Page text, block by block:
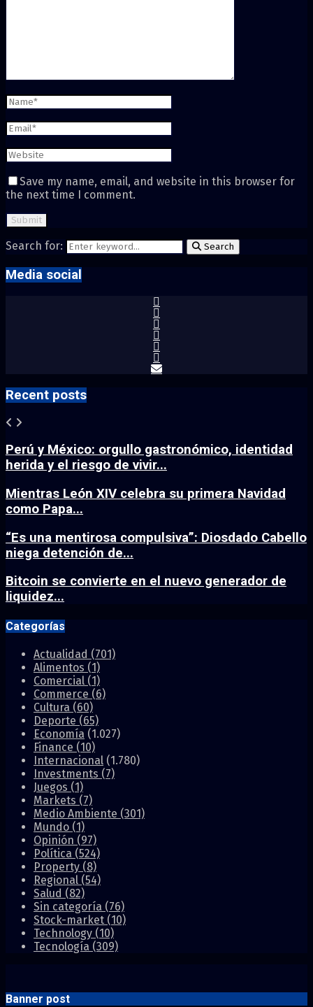
Save my name, email, and website in this browser for
the next time I comment.
Search for: Search
Media social
Recent posts
Perú y México: orgullo gastronómico, identidad
herida y el riesgo de vivir...
Mientras León XIV celebra su primera Navidad
como Papa...
“Es una mentirosa compulsiva”: Diosdado Cabello
niega detención de...
Bitcoin se convierte en el nuevo generador de
liquidez...
Categorías
Actualidad (701)
Alimentos (1)
Comercial (1)
Commerce (6)
Cultura (60)
Deporte (65)
Economía (1.027)
Finance (10)
Internacional (1.780)
Investments (7)
Juegos (1)
Markets (7)
Medio Ambiente (301)
Mundo (1)
Opinión (97)
Política (524)
Property (8)
Regional (54)
Salud (82)
Sin categoría (76)
Stock-market (10)
Technology (10)
Tecnología (309)
Banner post